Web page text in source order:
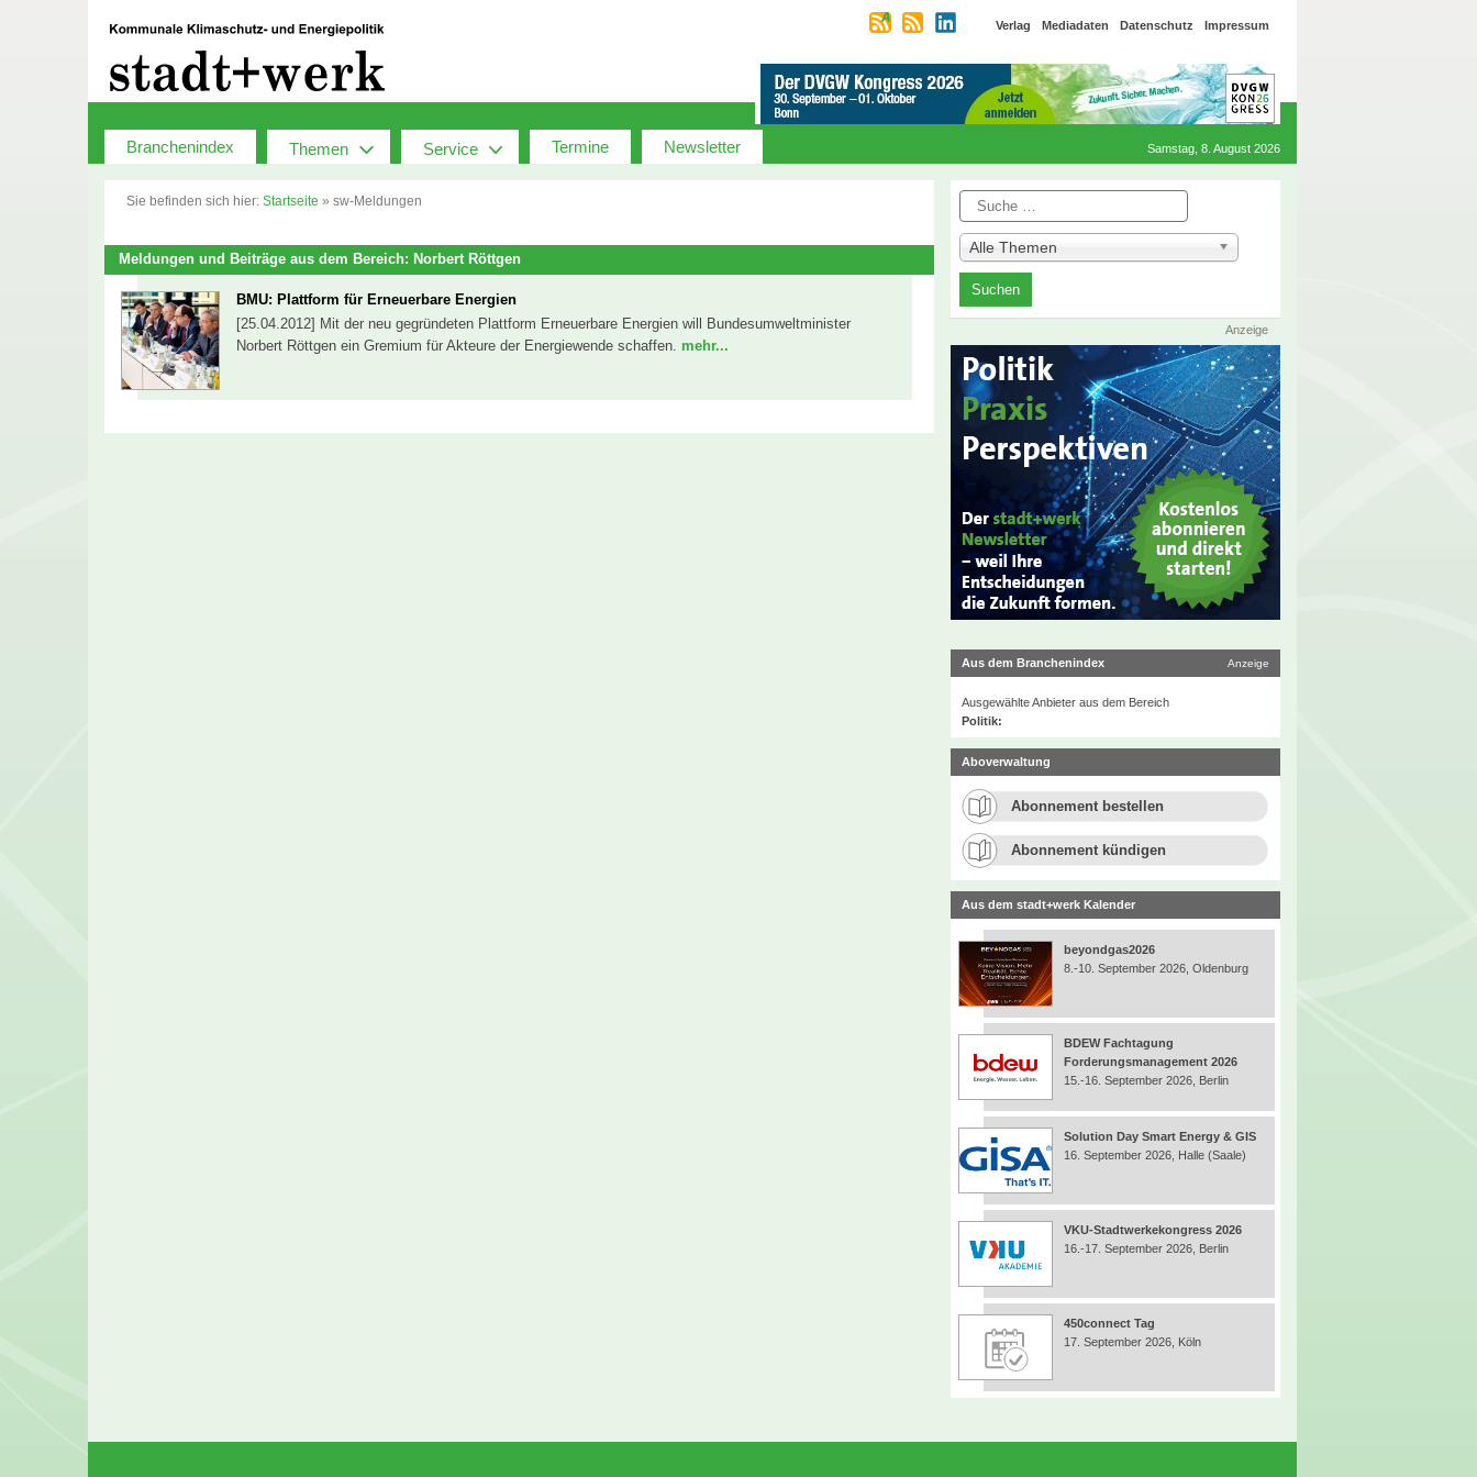
Verlag Mediadaten Datenschutz Impressum
Branchenindex Themen Service Termine Newsletter Samstag, 8. August 2026
Sie befinden sich hier: Startseite » sw-Meldungen
Meldungen und Beiträge aus dem Bereich: Norbert Röttgen
BMU: Plattform für Erneuerbare Energien
[25.04.2012] Mit der neu gegründeten Plattform Erneuerbare Energien will Bundesumweltminister
Norbert Röttgen ein Gremium für Akteure der Energiewende schaffen. mehr...
Suche
Alle Themen
Anzeige
Aus dem Branchenindex Anzeige
Ausgewählte Anbieter aus dem Bereich
Politik:
Aboverwaltung
Abonnement bestellen
Abonnement kündigen
Aus dem stadt+werk Kalender
beyondgas2026
8.-10. September 2026, Oldenburg
BDEW Fachtagung
Forderungsmanagement 2026
15.-16. September 2026, Berlin
Solution Day Smart Energy & GIS
16. September 2026, Halle (Saale)
VKU-Stadtwerkekongress 2026
16.-17. September 2026, Berlin
450connect Tag
17. September 2026, Köln